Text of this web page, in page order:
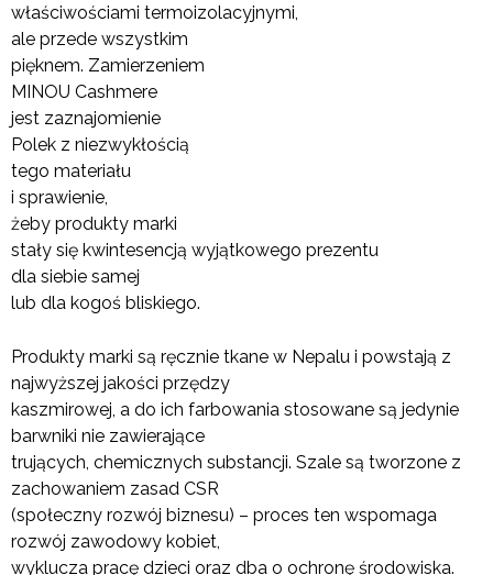
właściwościami termoizolacyjnymi,
ale przede wszystkim
pięknem. Zamierzeniem
MINOU Cashmere
jest zaznajomienie
Polek z niezwykłością
tego materiału
i sprawienie,
żeby produkty marki
stały się kwintesencją wyjątkowego prezentu
dla siebie samej
lub dla kogoś bliskiego.
Produkty marki są ręcznie tkane w Nepalu i powstają z
najwyższej jakości przędzy
kaszmirowej, a do ich farbowania stosowane są jedynie
barwniki nie zawierające
trujących, chemicznych substancji. Szale są tworzone z
zachowaniem zasad CSR
(społeczny rozwój biznesu) – proces ten wspomaga
rozwój zawodowy kobiet,
wyklucza pracę dzieci oraz dba o ochronę środowiska.